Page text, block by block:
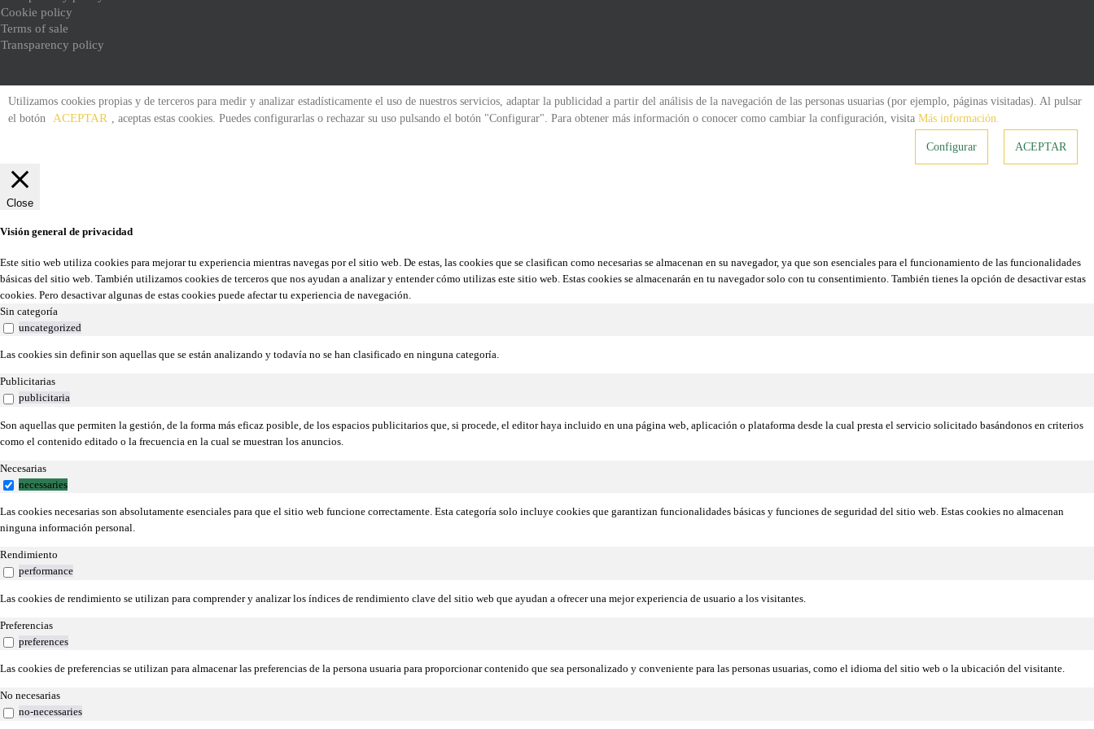
Cookie policy
Terms of sale
Transparency policy
Utilizamos cookies propias y de terceros para medir y analizar estadísticamente el uso de nuestros servicios, adaptar la publicidad a partir del análisis de la navegación de las personas usuarias (por ejemplo, páginas visitadas). Al pulsar
el botón
ACEPTAR , aceptas estas cookies. Puedes configurarlas o rechazar su uso pulsando el botón "Configurar". Para obtener más información o conocer como cambiar la configuración, visita Más información.
Configurar ACEPTAR
Close
Visión general de privacidad
Este sitio web utiliza cookies para mejorar tu experiencia mientras navegas por el sitio web. De estas, las cookies que se clasifican como necesarias se almacenan en su navegador, ya que son esenciales para el funcionamiento de las funcionalidades
básicas del sitio web. También utilizamos cookies de terceros que nos ayudan a analizar y entender cómo utilizas este sitio web. Estas cookies se almacenarán en tu navegador solo con tu consentimiento. También tienes la opción de desactivar estas
cookies. Pero desactivar algunas de estas cookies puede afectar tu experiencia de navegación.
Sin categoría
uncategorized
Las cookies sin definir son aquellas que se están analizando y todavía no se han clasificado en ninguna categoría.
Publicitarias
publicitaria
Son aquellas que permiten la gestión, de la forma más eficaz posible, de los espacios publicitarios que, si procede, el editor haya incluido en una página web, aplicación o plataforma desde la cual presta el servicio solicitado basándonos en criterios
como el contenido editado o la frecuencia en la cual se muestran los anuncios.
Necesarias
necessaries
Las cookies necesarias son absolutamente esenciales para que el sitio web funcione correctamente. Esta categoría solo incluye cookies que garantizan funcionalidades básicas y funciones de seguridad del sitio web. Estas cookies no almacenan
ninguna información personal.
Rendimiento
performance
Las cookies de rendimiento se utilizan para comprender y analizar los índices de rendimiento clave del sitio web que ayudan a ofrecer una mejor experiencia de usuario a los visitantes.
Preferencias
preferences
Las cookies de preferencias se utilizan para almacenar las preferencias de la persona usuaria para proporcionar contenido que sea personalizado y conveniente para las personas usuarias, como el idioma del sitio web o la ubicación del visitante.
No necesarias
no-necessaries